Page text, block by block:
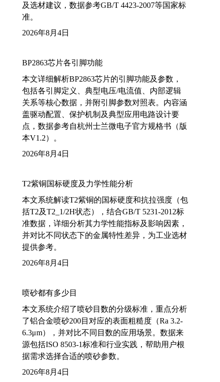
及选材建议，数据参考GB/T 4423-2007等国家标
准。
2026年8月4日
BP2863芯片各引脚功能
本文详细解析BP2863芯片的引脚功能及参数，
包括各引脚定义、典型电压/电流值、内部逻辑
关系等核心数据，并附引脚参数对照表。内容涵
盖驱动配置、保护机制及典型应用电路设计要
点，数据参考自杭州士兰微电子官方规格书（版
本V1.2）。
2026年8月4日
T2紫铜国标硬度及力学性能分析
本文系统解读T2紫铜的国标硬度和抗拉强度（包
括T2及T2_1/2H状态），结合GB/T 5231-2012标
准数据，详细分析其力学性能指标及影响因素，
并对比不同状态下的金属特性差异，为工业选材
提供参考。
2026年8月4日
喷砂都有多少目
本文系统介绍了喷砂目数的分级标准，重点分析
了铝合金喷砂200目对应的表面粗糙度（Ra 3.2-
6.3μm），并对比不同目数的应用场景。数据来
源包括ISO 8503-1标准和行业实践，帮助用户根
据需求选择合适的喷砂参数。
2026年8月4日